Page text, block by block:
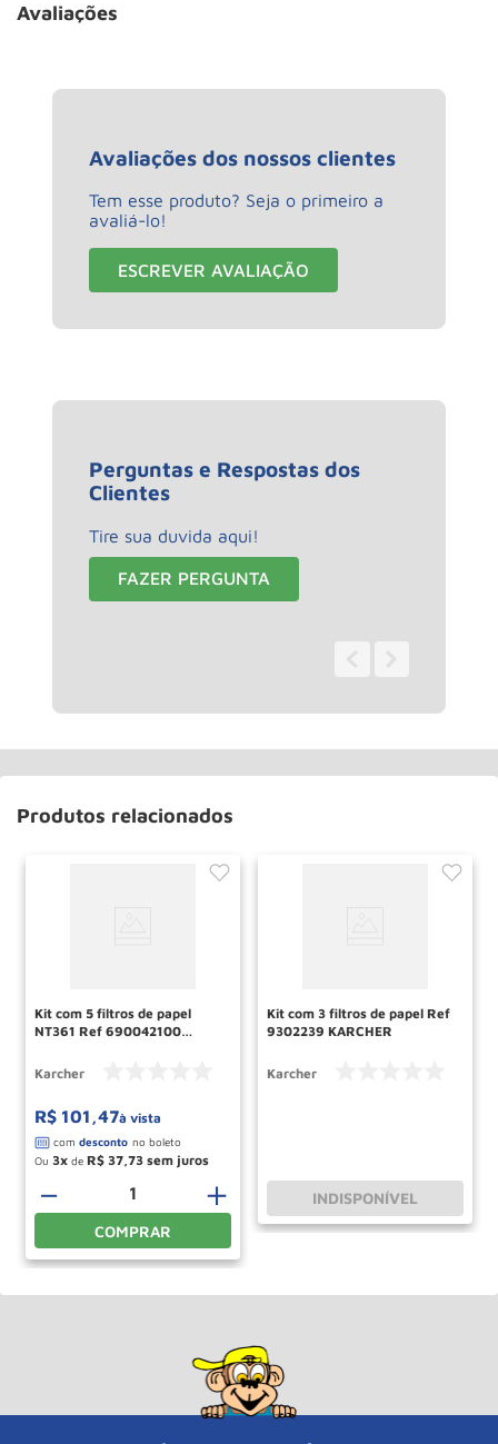
Avaliações
Avaliações dos nossos clientes
Tem esse produto? Seja o primeiro a
avaliá-lo!
ESCREVER AVALIAÇÃO
Perguntas e Respostas dos
Clientes
Tire sua duvida aqui!
FAZER PERGUNTA
Produtos relacionados
Kit com 5 filtros de papel
NT361 Ref 690042100
Karcher
R$ 101 ,47à vista
Ou 3 de R$ 37 73
＋
－
COMPRAR
Kit com 3 filtros de papel Ref
9302239 KARCHER
Karcher
INDISPONÍVEL